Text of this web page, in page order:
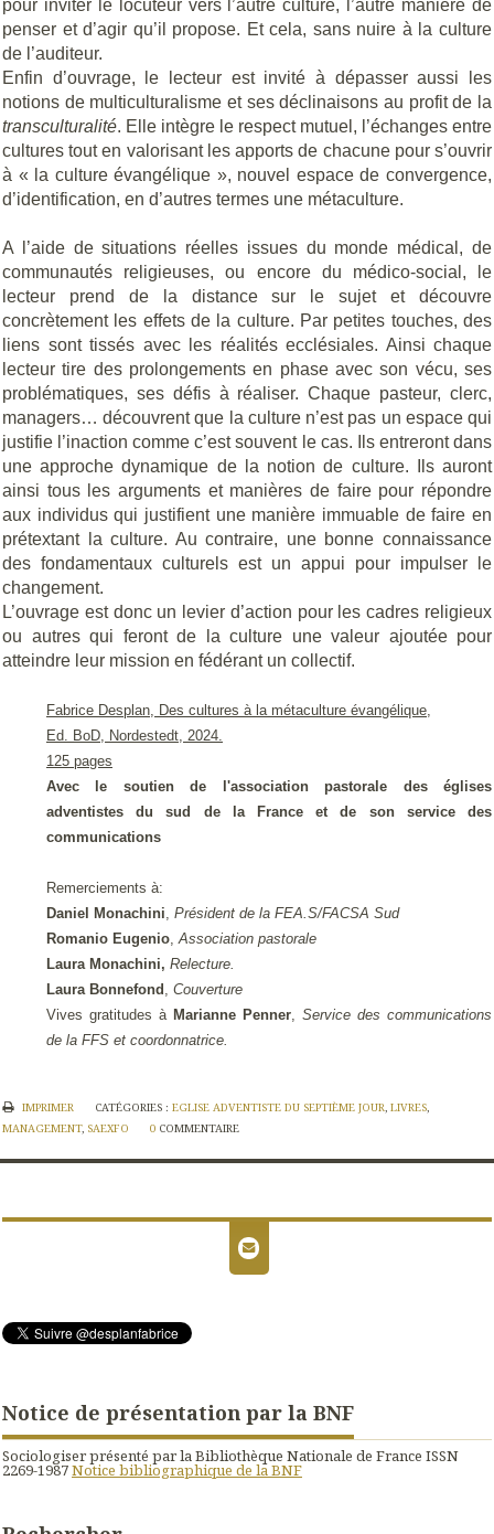
Notice de présentation par la BNF
Sociologiser présenté par la Bibliothèque Nationale de France ISSN
2269-1987Notice bibliographique de la BNF
pour inviter le locuteur vers l’autre culture, l’autre manière de
penser et d’agir qu’il propose. Et cela, sans nuire à la culture
de l’auditeur.
Enfin d’ouvrage, le lecteur est invité à dépasser aussi les
notions de multiculturalisme et ses déclinaisons au profit de la
transculturalité. Elle intègre le respect mutuel, l’échanges entre
cultures tout en valorisant les apports de chacune pour s’ouvrir
à « la culture évangélique », nouvel espace de convergence,
d’identification, en d’autres termes une métaculture.
A l’aide de situations réelles issues du monde médical, de
communautés religieuses, ou encore du médico-social, le
lecteur prend de la distance sur le sujet et découvre
concrètement les effets de la culture. Par petites touches, des
liens sont tissés avec les réalités ecclésiales. Ainsi chaque
lecteur tire des prolongements en phase avec son vécu, ses
problématiques, ses défis à réaliser. Chaque pasteur, clerc,
managers… découvrent que la culture n’est pas un espace qui
justifie l’inaction comme c’est souvent le cas. Ils entreront dans
une approche dynamique de la notion de culture. Ils auront
ainsi tous les arguments et manières de faire pour répondre
aux individus qui justifient une manière immuable de faire en
prétextant la culture. Au contraire, une bonne connaissance
des fondamentaux culturels est un appui pour impulser le
changement.
L’ouvrage est donc un levier d’action pour les cadres religieux
ou autres qui feront de la culture une valeur ajoutée pour
atteindre leur mission en fédérant un collectif.
Fabrice Desplan, Des cultures à la métaculture évangélique,
Ed. BoD, Nordestedt, 2024.
125 pages
Avec le soutien de l'association pastorale des églises
adventistes du sud de la France et de son service des
communications
Remerciements à:
Daniel Monachini Président de la FEA.S/FACSA Sud
Romanio Eugenio Association pastorale
Laura Monachini, Relecture.
Laura Bonnefond
Couverture
Vives gratitudes à Marianne Penner
Service des communications
de la FFS et coordonnatrice.
IMPRIMER CATÉGORIES : EGLISE ADVENTISTE DU SEPTIÈME JOUR, LIVRES,
MANAGEMENT, SAEXFO 0 COMMENTAIRE